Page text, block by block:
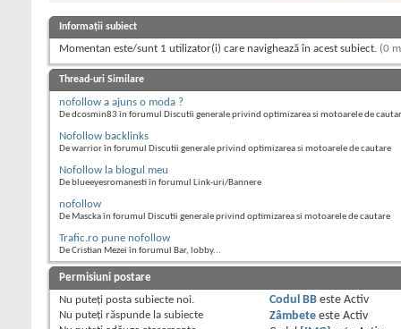
Informații subiect
Momentan este/sunt 1 utilizator(i) care navighează în acest subiect. (0
Thread-uri Similare
nofollow a ajuns o moda ?
De dcosmin83 în forumul Discutii generale privind optimizarea si motoarele de
Nofollow backlinks
De warrior în forumul Discutii generale privind optimizarea si motoarele de cautare
Nofollow la blogul meu
De blueeyesromanesti în forumul Link-uri/Bannere
nofollow
De Mascka în forumul Discutii generale privind optimizarea si motoarele de cautare
Trafic.ro pune nofollow
De Cristian Mezei în forumul Bar, lobby...
Permisiuni postare
Nu puteţi posta subiecte noi.
Nu puteţi răspunde la subiecte
Codul BBeste Activ
Zâmbeteeste Activ